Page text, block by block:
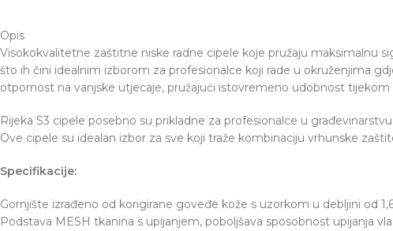
Opis
Visokokvalitetne zaštitne niske radne cipele koje pružaju maksimalnu
što ih čini idealnim izborom za profesionalce koji rade u okruženjima
otpornost na vanjske utjecaje, pružajući istovremeno udobnost tijekom
Rijeka S3 cipele posebno su prikladne za profesionalce u
Ove cipele su idealan izbor za sve koji traže kombinaciju vrhunske
Specifikacije:
Gornjište izrađeno od korigirane goveđe kože s uzorkom u debljini od
Podstava MESH tkanina s upijanjem, poboljšava sposobnost upijanja